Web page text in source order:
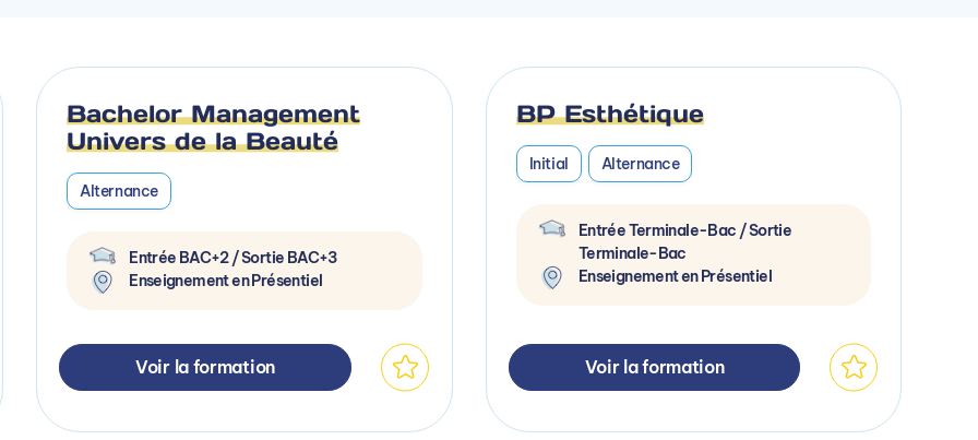
Bachelor Management
Univers de la Beauté
Alternance
Entrée BAC+2 / Sortie BAC+3
Enseignement en Présentiel
Voir la formation
BP Esthétique
Initial Alternance
Entrée Terminale-Bac / Sortie
Terminale-Bac
Enseignement en Présentiel
Voir la formation